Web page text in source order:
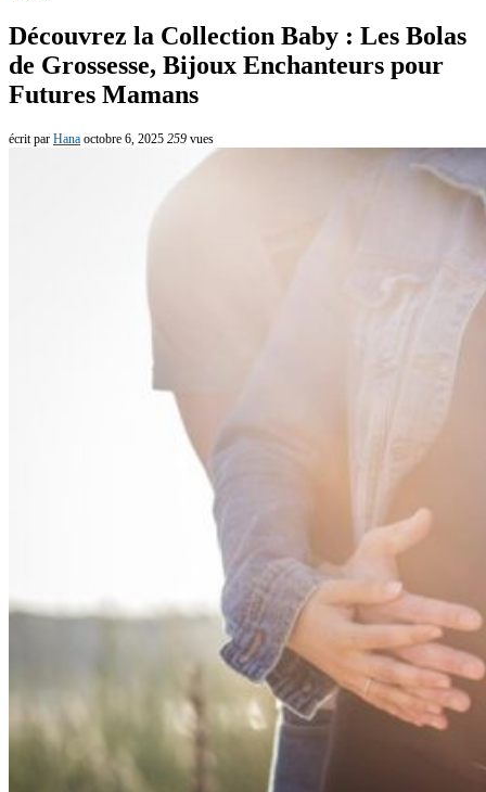
Découvrez la Collection Baby : Les Bolas
de Grossesse, Bijoux Enchanteurs pour
Futures Mamans
écrit par Hana octobre 6, 2025 259 vues